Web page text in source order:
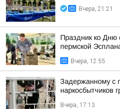
Вчера, 21:21
Праздник ко Дню
пермской
Вчера, 12:55
Задержанному с
наркосбытчиков
Вчера, 17:13